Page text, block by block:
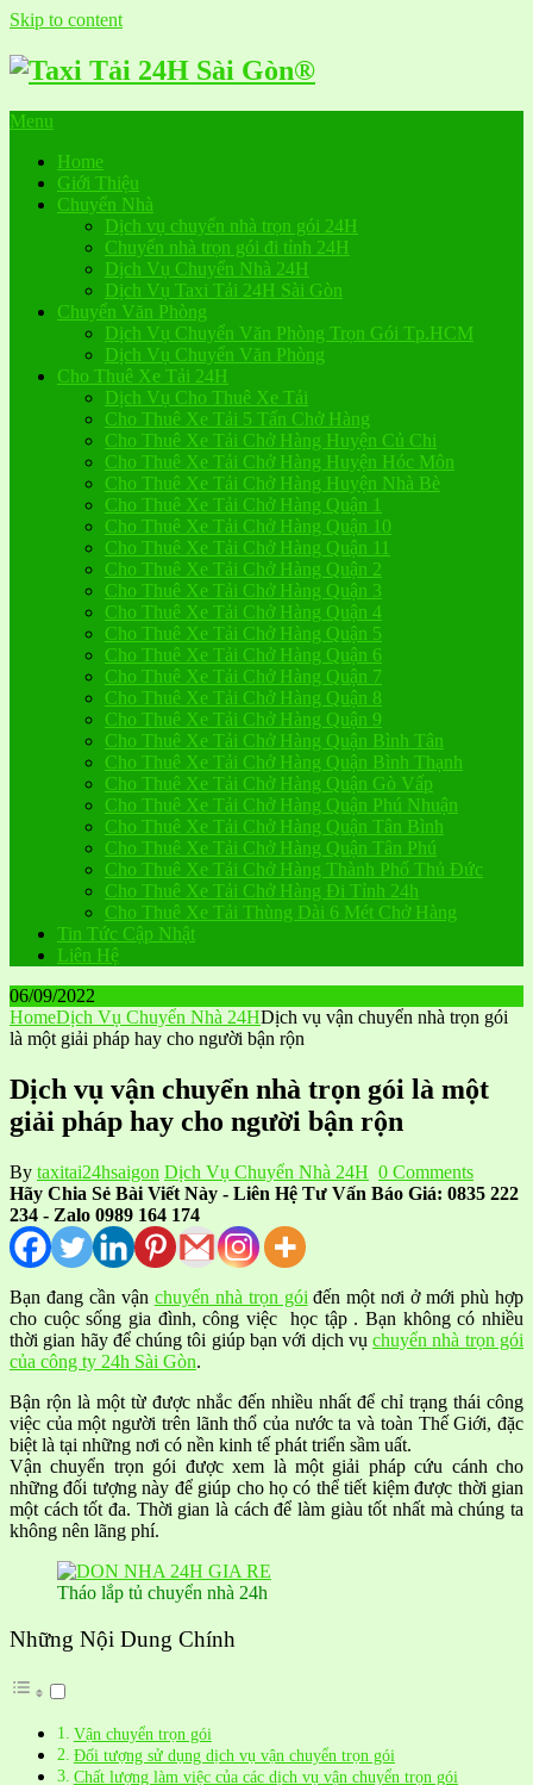
Skip to content
Menu
Home
Giới Thiệu
Chuyển Nhà
Dịch vụ chuyển nhà trọn gói 24H
Chuyển nhà trọn gói đi tỉnh 24H
Dịch Vụ Chuyển Nhà 24H
Dịch Vụ Taxi Tải 24H Sài Gòn
Chuyển Văn Phòng
Dịch Vụ Chuyển Văn Phòng Trọn Gói Tp.HCM
Dịch Vụ Chuyển Văn Phòng
Cho Thuê Xe Tải 24H
Dịch Vụ Cho Thuê Xe Tải
Cho Thuê Xe Tải 5 Tấn Chở Hàng
Cho Thuê Xe Tải Chở Hàng Huyện Củ Chi
Cho Thuê Xe Tải Chở Hàng Huyện Hóc Môn
Cho Thuê Xe Tải Chở Hàng Huyện Nhà Bè
Cho Thuê Xe Tải Chở Hàng Quận 1
Cho Thuê Xe Tải Chở Hàng Quận 10
Cho Thuê Xe Tải Chở Hàng Quận 11
Cho Thuê Xe Tải Chở Hàng Quận 2
Cho Thuê Xe Tải Chở Hàng Quận 3
Cho Thuê Xe Tải Chở Hàng Quận 4
Cho Thuê Xe Tải Chở Hàng Quận 5
Cho Thuê Xe Tải Chở Hàng Quận 6
Cho Thuê Xe Tải Chở Hàng Quận 7
Cho Thuê Xe Tải Chở Hàng Quận 8
Cho Thuê Xe Tải Chở Hàng Quận 9
Cho Thuê Xe Tải Chở Hàng Quận Bình Tân
Cho Thuê Xe Tải Chở Hàng Quận Bình Thạnh
Cho Thuê Xe Tải Chở Hàng Quận Gò Vấp
Cho Thuê Xe Tải Chở Hàng Quận Phú Nhuận
Cho Thuê Xe Tải Chở Hàng Quận Tân Bình
Cho Thuê Xe Tải Chở Hàng Quận Tân Phú
Cho Thuê Xe Tải Chở Hàng Thành Phố Thủ Đức
Cho Thuê Xe Tải Chở Hàng Đi Tỉnh 24h
Cho Thuê Xe Tải Thùng Dài 6 Mét Chở Hàng
Tin Tức Cập Nhật
Liên Hệ
06/09/2022
HomeDịch Vụ Chuyển Nhà 24HDịch vụ vận chuyển nhà trọn gói
là một giải pháp hay cho người bận rộn
Dịch vụ vận chuyển nhà trọn gói là một
giải pháp hay cho người bận rộn
By taxitai24hsaigon Dịch Vụ Chuyển Nhà 24H 0 Comments
Hãy Chia Sẻ Bài Viết Này - Liên Hệ Tư Vấn Báo Giá: 0835 222
234 - Zalo 0989 164 174
Bạn đang cần vận chuyển nhà trọn gói đến một nơi ở mới phù hợp
cho cuộc sống gia đình, công việc học tập . Bạn không có nhiều
thời gian hãy để chúng tôi giúp bạn với dịch vụchuyển nhà trọn gói
của công ty 24h Sài Gòn.
Bận rộn là một từ được nhắc đến nhiều nhất để chỉ trạng thái công
việc của một người trên lãnh thổ của nước ta và toàn Thế Giới, đặc
biệt là tại những nơi có nền kinh tế phát triển sầm uất.
Vận chuyển trọn gói được xem là một giải pháp cứu cánh cho
những đối tượng này để giúp cho họ có thể tiết kiệm được thời gian
một cách tốt đa. Thời gian là cách để làm giàu tốt nhất mà chúng ta
không nên lãng phí.
Tháo lắp tủ chuyển nhà 24h
Những Nội Dung Chính
Vận chuyển trọn gói
Đối tượng sử dụng dịch vụ vận chuyển trọn gói
Chất lượng làm việc của các dịch vụ vận chuyển trọn gói